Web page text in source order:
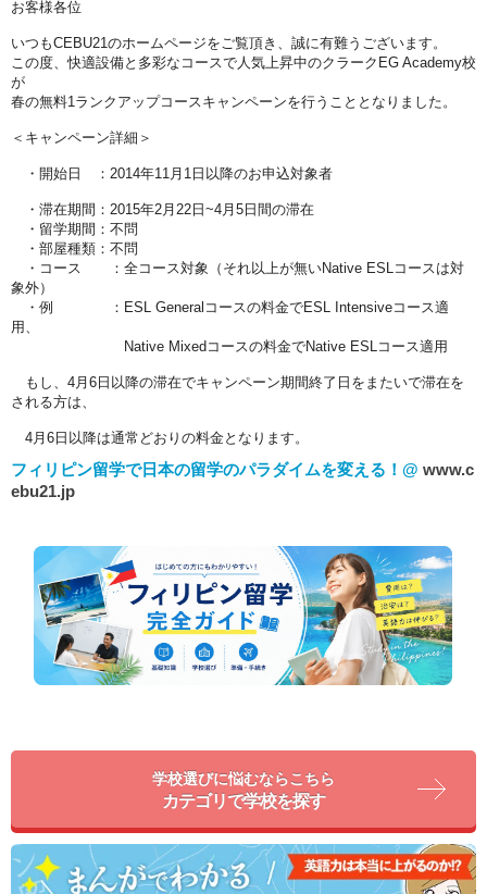
お客様各位
いつもCEBU21のホームページをご覧頂き、誠に有難うございます。
この度、快適設備と多彩なコースで人気上昇中のクラークEG Academy校
が
春の無料1ランクアップコースキャンペーンを行うこととなりました。
＜キャンペーン詳細＞
・開始日 ：2014年11月1日以降のお申込対象者
・滞在期間：2015年2月22日~4月5日間の滞在
・留学期間：不問
・部屋種類：不問
・コース ：全コース対象（それ以上が無いNative ESLコースは対
象外）
・例 ：ESL Generalコースの料金でESL Intensiveコース適
用、
Native Mixedコースの料金でNative ESLコース適用
もし、4月6日以降の滞在でキャンペーン期間終了日をまたいで滞在を
される方は、
4月6日以降は通常どおりの料金となります。
フィリピン留学で日本の留学のパラダイムを変える！@ www.c
ebu21.jp
学校選びに悩むならこちら
カテゴリで学校を探す